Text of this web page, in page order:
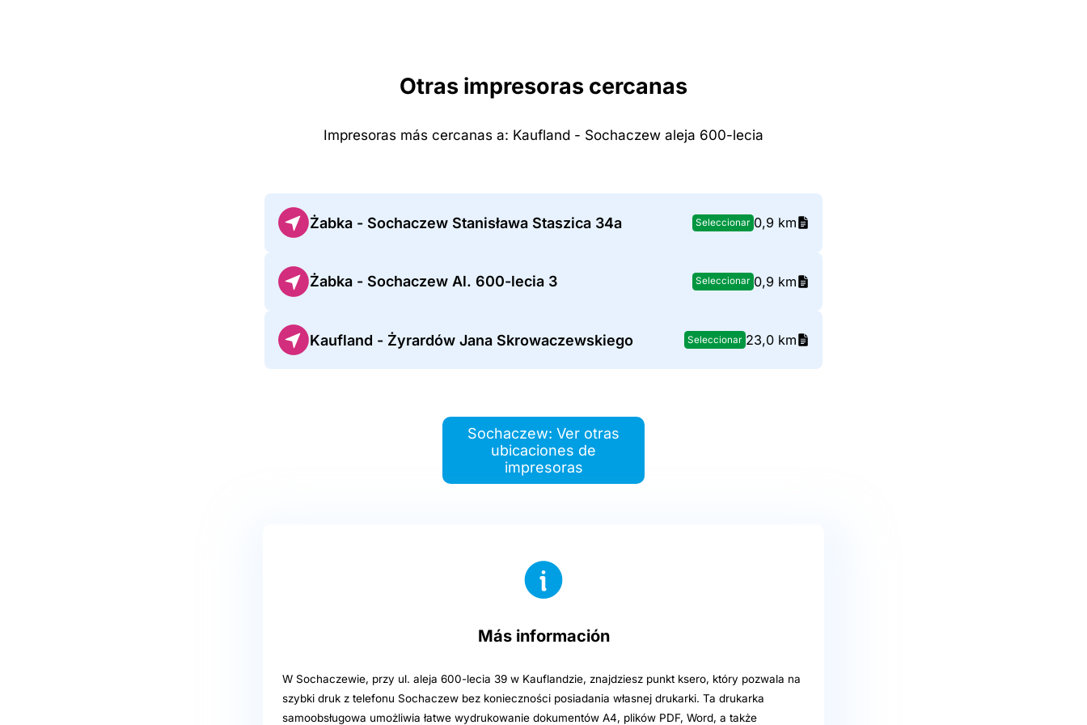
Otras impresoras cercanas
Impresoras más cercanas a: Kaufland - Sochaczew aleja 600-lecia
Żabka - Sochaczew Stanisława Staszica 34a Seleccionar 0,9 km
Żabka - Sochaczew Al. 600-lecia 3 Seleccionar 0,9 km
Kaufland - Żyrardów Jana Skrowaczewskiego Seleccionar 23,0 km
Sochaczew: Ver otras
ubicaciones de
impresoras
Más información
W Sochaczewie, przy ul. aleja 600-lecia 39 w Kauflandzie, znajdziesz punkt ksero, który pozwala na
szybki druk z telefonu Sochaczew bez konieczności posiadania własnej drukarki. Ta drukarka
samoobsługowa umożliwia łatwe wydrukowanie dokumentów A4, plików PDF, Word, a także